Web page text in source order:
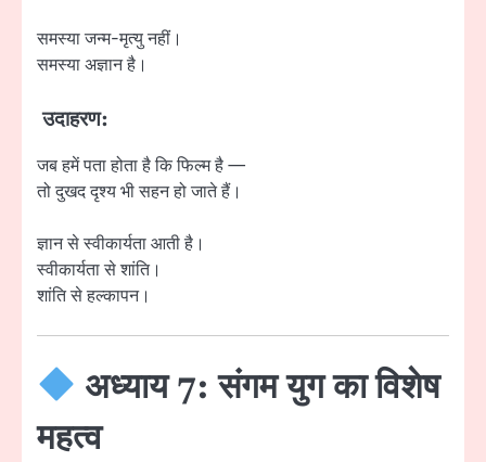
समस्या जन्म-मृत्यु नहीं।
समस्या अज्ञान है।
उदाहरण:
जब हमें पता होता है कि फिल्म है —
तो दुखद दृश्य भी सहन हो जाते हैं।
ज्ञान से स्वीकार्यता आती है।
स्वीकार्यता से शांति।
शांति से हल्कापन।
अध्याय 7: संगम युग का विशेष
महत्व